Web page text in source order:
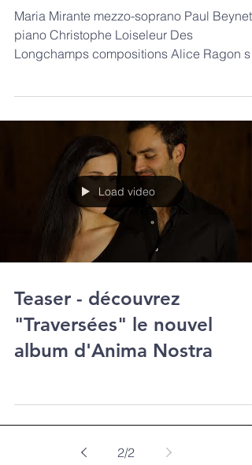
Reportage
Maria Mirante mezzo-soprano Paul Beynet
piano Christophe Loiseleur Des
Milaine Larroze Argüello...
Load video
Teaser - découvrez
"Traversées" le nouvel